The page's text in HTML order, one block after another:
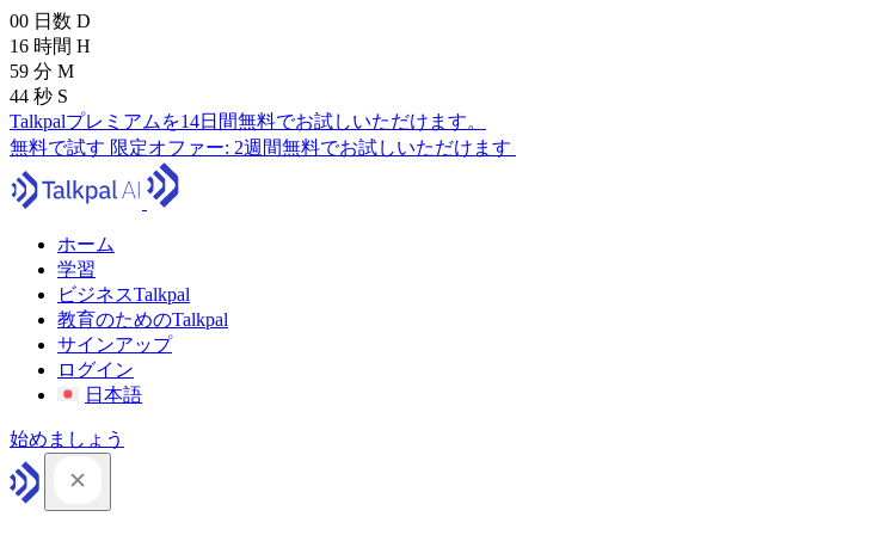
00 日数 D
16 時間 H
59 分 M
43 秒 S
Talkpalプレミアムを14日間無料でお試しいただけます。
無料で試す 限定オファー: 2週間無料でお試しいただけます
ホーム
学習
ビジネスTalkpal
教育のためのTalkpal
サインアップ
ログイン
日本語
始めましょう